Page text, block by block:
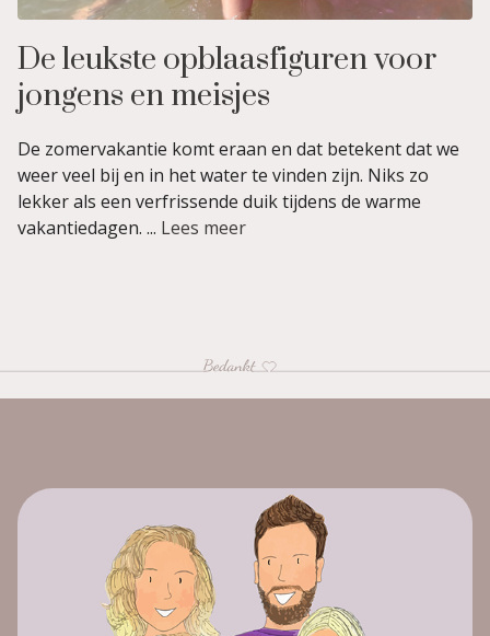
De leukste opblaasfiguren voor
jongens en meisjes
De zomervakantie komt eraan en dat betekent dat we
weer veel bij en in het water te vinden zijn. Niks zo
lekker als een verfrissende duik tijdens de warme
vakantiedagen. ... Lees meer